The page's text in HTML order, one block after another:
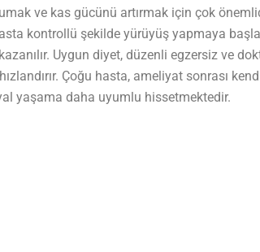
ve kas gücünü artırmak için çok
kontrollü şekilde yürüyüş yapmaya
Uygun diyet, düzenli egzersiz ve
Çoğu hasta, ameliyat sonrası
yaşama daha uyumlu hissetmektedir.